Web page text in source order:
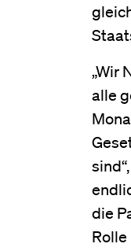
„Wir
alle
die
Rolle